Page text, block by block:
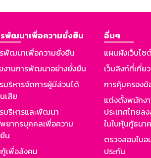
พัฒนาเพื่อความยั่งยืน
พัฒนาเพื่อความยั่งยืน
งานการพัฒนาอย่างยั่งยืน
บริหารจัดการผู้มีส่วนได้
เสีย
บริหารและพัฒนา
ยากรบุคคลเพื่อความ
น
เพื่อสังคม
อื่นๆ
แผนผังเว็บไซ
เว็บลิงก์ที่เกี่ย
การคุ้มครอง
แต่งตั้งพนักง
ประเทศไทยล
ในใบหุ้นกู้ธนา
ตรวจสอบใบ
ประกัน